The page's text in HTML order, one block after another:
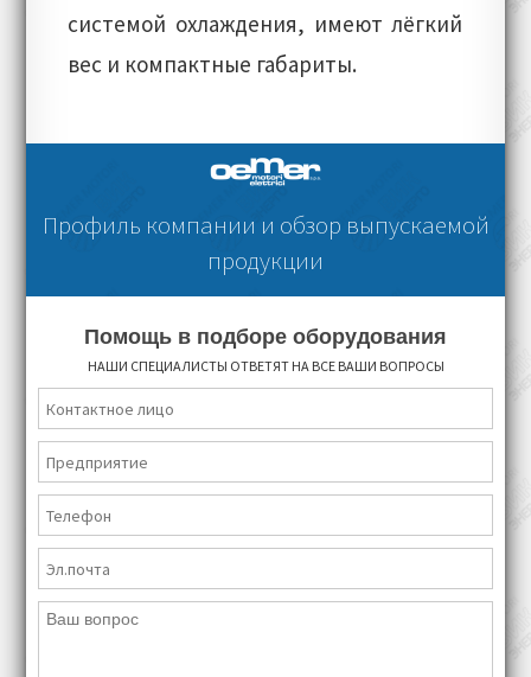
системой охлаждения, имеют лёгкий
вес и компактные габариты.
Профиль компании и обзор выпускаемой
продукции
Помощь в подборе оборудования
НАШИ СПЕЦИАЛИСТЫ ОТВЕТЯТ НА ВСЕ ВАШИ ВОПРОСЫ